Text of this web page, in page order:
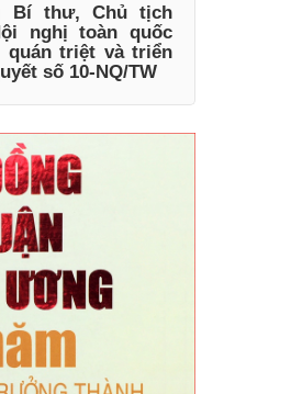
Bí thư, Chủ tịch
nghị toàn quốc
quán triệt và triển
số 10-NQ/TW